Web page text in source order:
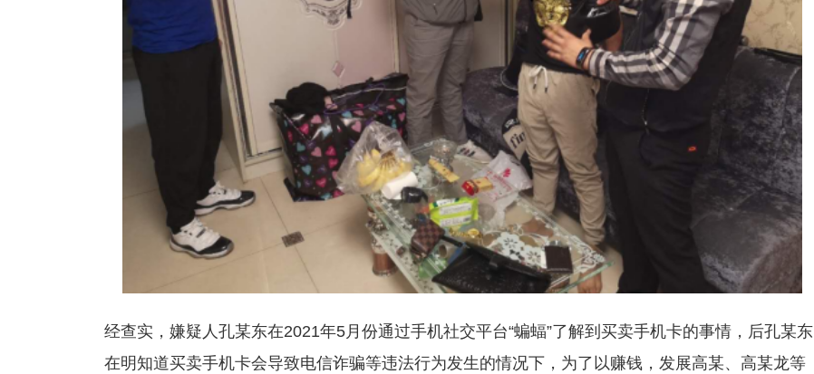
经查实，嫌疑人孔某东在2021年5月份通过手机社交平台“蝙蝠”了解到买卖手机卡的事情，后孔某东
在明知道买卖手机卡会导致电信诈骗等违法行为发生的情况下，为了以赚钱，发展高某、高某龙等